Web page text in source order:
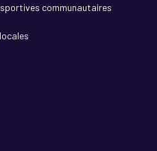
communautaires